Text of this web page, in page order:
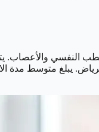
الأطباء النفسيين في الرياض، حيث